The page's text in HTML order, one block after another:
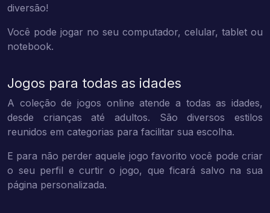
diversão!
Você pode jogar no seu computador, celular, tablet ou
notebook.
Jogos para todas as idades
A coleção de jogos online atende a todas as idades,
desde crianças até adultos. São diversos estilos
reunidos em categorias para facilitar sua escolha.
E para não perder aquele jogo favorito você pode criar
o seu perfil e curtir o jogo, que ficará salvo na sua
página personalizada.